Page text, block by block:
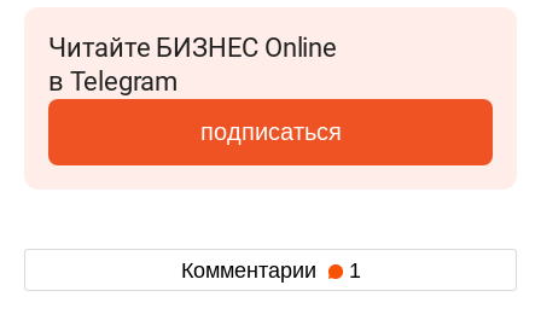
Читайте БИЗНЕС Online
в Telegram
подписаться
Комментарии 1